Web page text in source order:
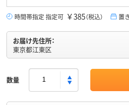
時間帯指定 指定可 ￥385（税込） 置
お届け先住所：
東京都江東区
数量